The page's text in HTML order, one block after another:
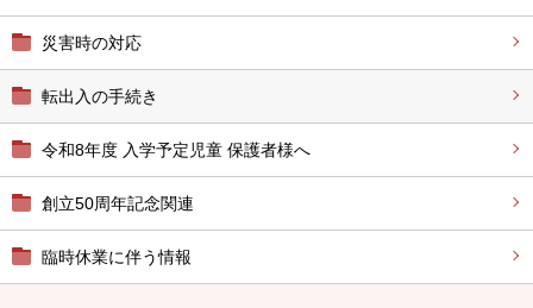
災害時の対応
転出入の手続き
令和8年度 入学予定児童 保護者様へ
創立50周年記念関連
臨時休業に伴う情報